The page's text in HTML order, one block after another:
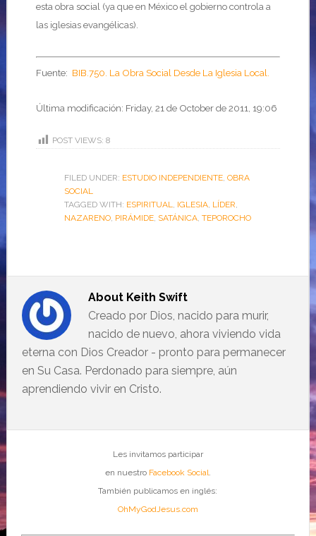
esta obra social (ya que en México el gobierno controla a
las iglesias evangélicas).
Fuente: BIB.750. La Obra Social Desde La Iglesia Local.
Última modificación: Friday, 21 de October de 2011, 19:06
POST VIEWS: 8
FILED UNDER: ESTUDIO INDEPENDIENTE, OBRA
SOCIAL
TAGGED WITH: ESPIRITUAL, IGLESIA, LÍDER,
NAZARENO, PIRÁMIDE, SATÁNICA, TEPOROCHO
About Keith Swift
Creado por Dios, nacido para murir,
nacido de nuevo, ahora viviendo vida
eterna con Dios Creador - pronto para permanecer
en Su Casa. Perdonado para siempre, aún
aprendiendo vivir en Cristo.
Les invitamos participar
en nuestro Facebook Social.
También publicamos en inglés:
OhMyGodJesus.com